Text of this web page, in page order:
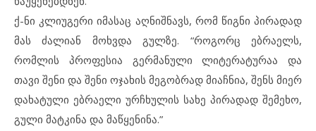
ქ-ნი კლიუგერი იმასაც აღნიშნავს, რომ წიგნი პირადად
მას ძალიან მოხვდა გულზე. “როგორც ებრაელს,
რომლის პროფესია გერმანული ლიტერატურაა და
თავი შენი და შენი ოჯახის მეგობრად მიაჩნია, შენს მიერ
დახატული ებრაელი ურჩხულის სახე პირადად შემეხო,
გული მატკინა და მაწყენინა.”